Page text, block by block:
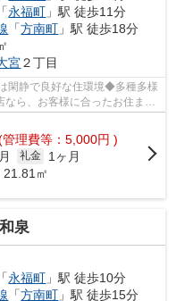
「永福町 」駅 徒歩11分
「方南町 」駅 徒歩18分
宮２丁目
閑静で良好な住環境◆多種多様
ら、お客様に合ったお住まい
管理費等：5,000円 )
礼金
1ヶ月
㎡
泉
「永福町 」駅 徒歩10分
「方南町 」駅 徒歩15分